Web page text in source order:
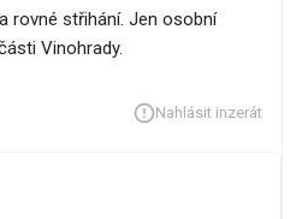
rovné střihání. Jen osobní
Vinohrady.
Nahlásit inzerát